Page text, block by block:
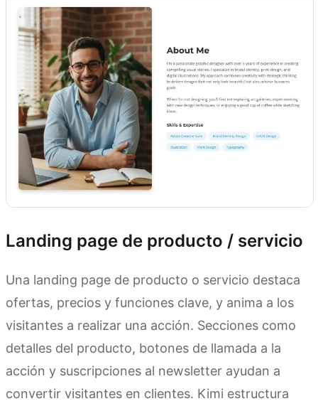
Landing page de producto / servicio
Una landing page de producto o servicio destaca
ofertas, precios y funciones clave, y anima a los
visitantes a realizar una acción. Secciones como
detalles del producto, botones de llamada a la
acción y suscripciones al newsletter ayudan a
convertir visitantes en clientes. Kimi estructura